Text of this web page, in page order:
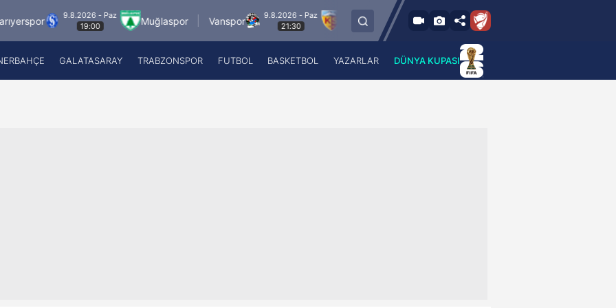
9.8.2026 - Paz
19:00
Muğlaspor Vanspor
9.8.2026 - Paz
21:30
Zecorner Kayserispor Sipay Bodrum FK
A Haber Radyo
GALATASARAY TRABZONSPOR FUTBOL BASKETBOL YAZARLAR DÜNYA KUPASI